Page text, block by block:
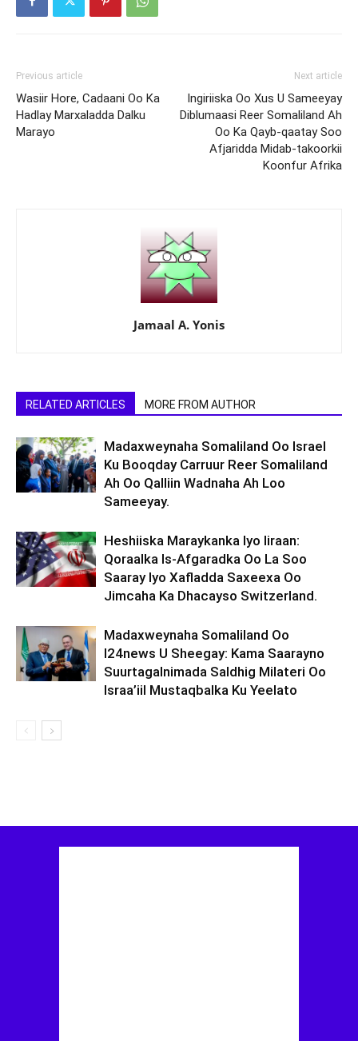
Previous article
Wasiir Hore, Cadaani Oo Ka
Hadlay Marxaladda Dalku
Marayo
Next article
Ingiriiska Oo Xus U Sameeyay
Diblumaasi Reer Somaliland Ah
Oo Ka Qayb-qaatay Soo
Afjaridda Midab-takoorkii
Koonfur Afrika
Jamaal A. Yonis
RELATED ARTICLES MORE FROM AUTHOR
Madaxweynaha Somaliland Oo Israel
Ku Booqday Carruur Reer Somaliland
Ah Oo Qalliin Wadnaha Ah Loo
Sameeyay.
Heshiiska Maraykanka Iyo Iiraan:
Qoraalka Is-Afgaradka Oo La Soo
Saaray Iyo Xafladda Saxeexa Oo
Jimcaha Ka Dhacayso Switzerland.
Madaxweynaha Somaliland Oo
I24news U Sheegay: Kama Saarayno
Suurtagalnimada Saldhig Milateri Oo
Israa’iil Mustaqbalka Ku Yeelato